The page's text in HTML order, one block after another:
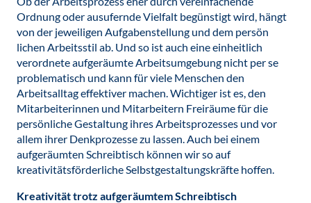
Ordnung oder ausufernde Vielfalt begünstigt wird, hängt
von der jeweiligen Aufgabenstellung und dem persön
lichen Arbeitsstil ab. Und so ist auch eine einheitlich
verordnete aufgeräumte Arbeitsumgebung nicht per se
problematisch und kann für viele Menschen den
Arbeitsalltag effektiver machen. Wichtiger ist es, den
Mitarbeiterinnen und Mitarbeitern Freiräume für die
persönliche Gestaltung ihres Arbeitsprozesses und vor
allem ihrer Denkprozesse zu lassen. Auch bei einem
aufgeräumten Schreibtisch können wir so auf
kreativitätsförderliche Selbstgestaltungskräfte hoffen.
Kreativität trotz aufgeräumtem Schreibtisch